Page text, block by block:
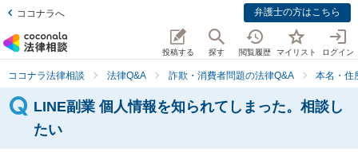
ココナラへ 弁護士の方はこちら
投稿する 探す 閲覧履歴 マイリスト ログイン
ココナラ法律相談 法律Q&A 詐欺・消費者問題の法律Q&A 本名・住
LINE副業 個人情報を知られてしまった。相談し
たい